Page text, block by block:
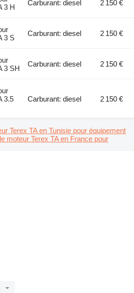
3 H
Carburant: diesel 2 150 €
3 S
Carburant: diesel 2 150 €
3 SH
Carburant: diesel 2 150 €
3.5
Carburant: diesel 2 150 €
Terex TA en Tunisie pour équipement
moteur Terex TA en France pour